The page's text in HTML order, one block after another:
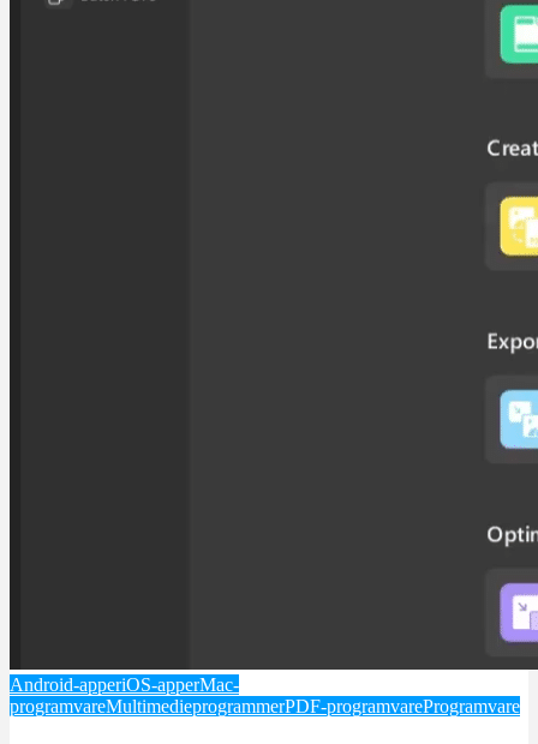
Android-apperiOS-apperMac-
programvareMultimedieprogrammerPDF-programvareProgramvare